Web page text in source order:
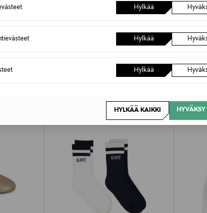
Hylkää
Hylkää
Hylkää
HYLKÄÄ KAIKKI HYVÄKSY